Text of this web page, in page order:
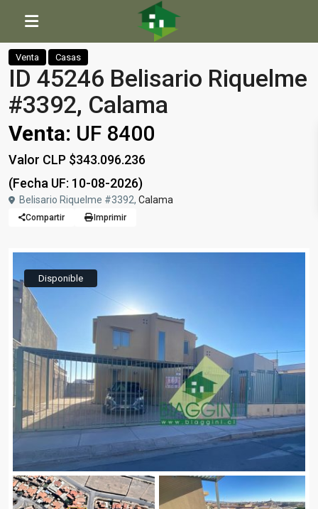
Inicio ID 45246 Belisario Riquelme #3392, Calama
Venta Casas
ID 45246 Belisario Riquelme
#3392, Calama
Venta: UF 8400
Valor CLP $343.096.236
(Fecha UF: 10-08-2026)
Belisario Riquelme #3392, Calama
Compartir Imprimir
Disponible